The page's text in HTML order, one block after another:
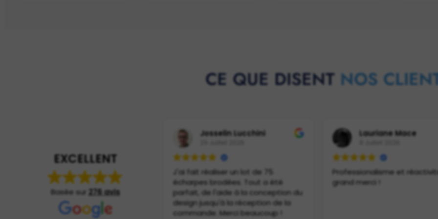
CE QUE DISENT NOS
EXCELLENT
Basée sur 276 avis
Josselin Lucchini
J'ai fait réaliser un lot de 75
écharpes brodées. Tout a été
parfait, de l'aide à la conception du
design jusqu'à la réception de la
commande. Merci beaucoup !
Lauriane Mace
Professionalisme et
grand merci !